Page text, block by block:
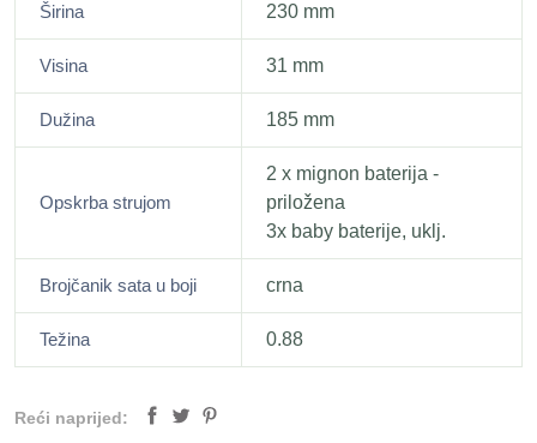
Širina 230 mm
Visina 31 mm
Dužina 185 mm
Opskrba strujom
2 x mignon baterija -
priložena
3x baby baterije, uklj.
Brojčanik sata u boji crna
Težina 0.88
Reći naprijed: